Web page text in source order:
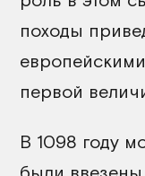
походы
первой
В 1098 году